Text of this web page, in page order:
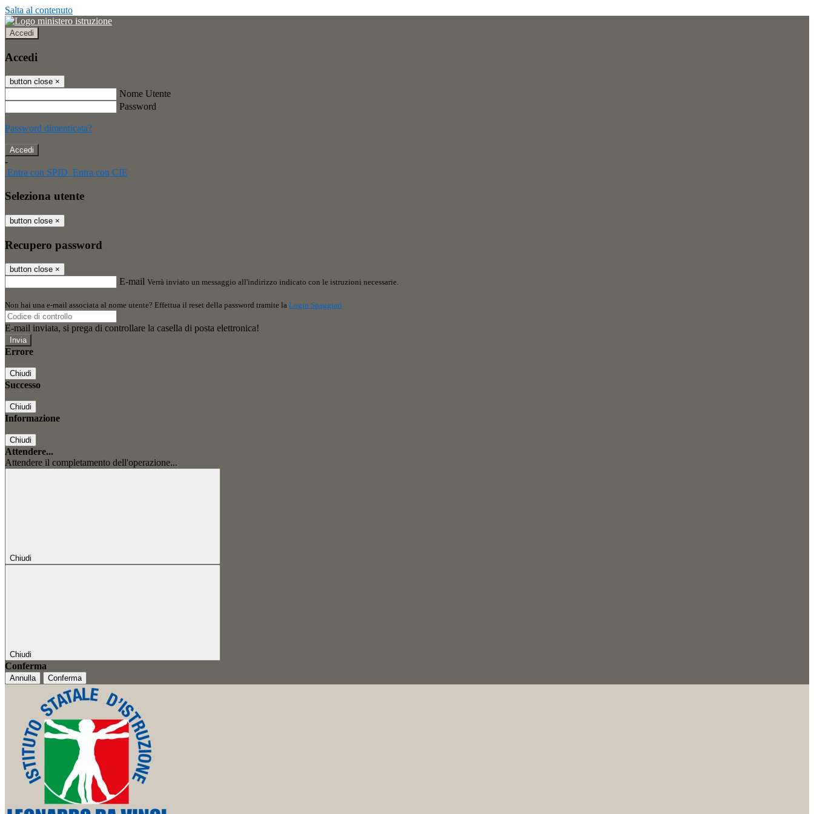
Salta al contenuto
Accedi
Accedi
button close ×
Nome Utente
Password
Password dimenticata?
-
Entra con SPID Entra con CIE
Seleziona utente
button close ×
Recupero password
button close ×
E-mail Verrà inviato un messaggio all'indirizzo indicato con le istruzioni necessarie.
Non hai una e-mail associata al nome utente? Effettua il reset della password tramite la Login Spaggiari
E-mail inviata, si prega di controllare la casella di posta elettronica!
Errore
Chiudi
Successo
Chiudi
Informazione
Chiudi
Attendere...
Attendere il completamento dell'operazione...
Chiudi
Chiudi
Conferma
Annulla Conferma